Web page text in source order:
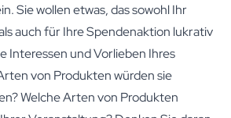
Sie wollen etwas, das sowohl Ihr
auch für Ihre Spendenaktion lukrativ
Interessen und Vorlieben Ihres
von Produkten würden sie
Welche Arten von Produkten